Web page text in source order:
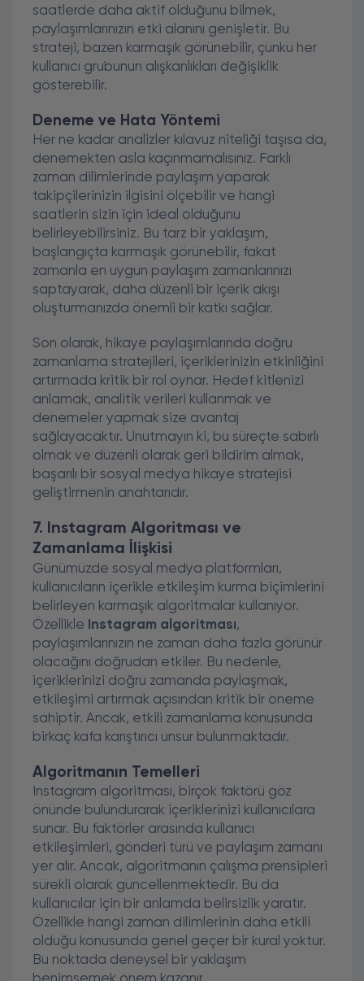
saatlerde daha aktif olduğunu bilmek,
paylaşımlarınızın etki alanını genişletir. Bu
strateji, bazen karmaşık görünebilir, çünkü her
kullanıcı grubunun alışkanlıkları değişiklik
gösterebilir.
Deneme ve Hata Yöntemi
Her ne kadar analizler kılavuz niteliği taşısa da,
denemekten asla kaçınmamalısınız. Farklı
zaman dilimlerinde paylaşım yaparak
takipçilerinizin ilgisini ölçebilir ve hangi
saatlerin sizin için ideal olduğunu
belirleyebilirsiniz. Bu tarz bir yaklaşım,
başlangıçta karmaşık görünebilir, fakat
zamanla en uygun paylaşım zamanlarınızı
saptayarak, daha düzenli bir içerik akışı
oluşturmanızda önemli bir katkı sağlar.
Son olarak, hikaye paylaşımlarında doğru
zamanlama stratejileri, içeriklerinizin etkinliğini
artırmada kritik bir rol oynar. Hedef kitlenizi
anlamak, analitik verileri kullanmak ve
denemeler yapmak size avantaj
sağlayacaktır. Unutmayın ki, bu süreçte sabırlı
olmak ve düzenli olarak geri bildirim almak,
başarılı bir sosyal medya hikaye stratejisi
geliştirmenin anahtarıdır.
7. Instagram Algoritması ve
Zamanlama İlişkisi
Günümüzde sosyal medya platformları,
kullanıcıların içerikle etkileşim kurma biçimlerini
belirleyen karmaşık algoritmalar kullanıyor.
Özellikle Instagram algoritması,
paylaşımlarınızın ne zaman daha fazla görünür
olacağını doğrudan etkiler. Bu nedenle,
içeriklerinizi doğru zamanda paylaşmak,
etkileşimi artırmak açısından kritik bir öneme
sahiptir. Ancak, etkili zamanlama konusunda
birkaç kafa karıştırıcı unsur bulunmaktadır.
Algoritmanın Temelleri
Instagram algoritması, birçok faktörü göz
önünde bulundurarak içeriklerinizi kullanıcılara
sunar. Bu faktörler arasında kullanıcı
etkileşimleri, gönderi türü ve paylaşım zamanı
yer alır. Ancak, algoritmanın çalışma prensipleri
sürekli olarak güncellenmektedir. Bu da
kullanıcılar için bir anlamda belirsizlik yaratır.
Özellikle hangi zaman dilimlerinin daha etkili
olduğu konusunda genel geçer bir kural yoktur.
Bu noktada deneysel bir yaklaşım